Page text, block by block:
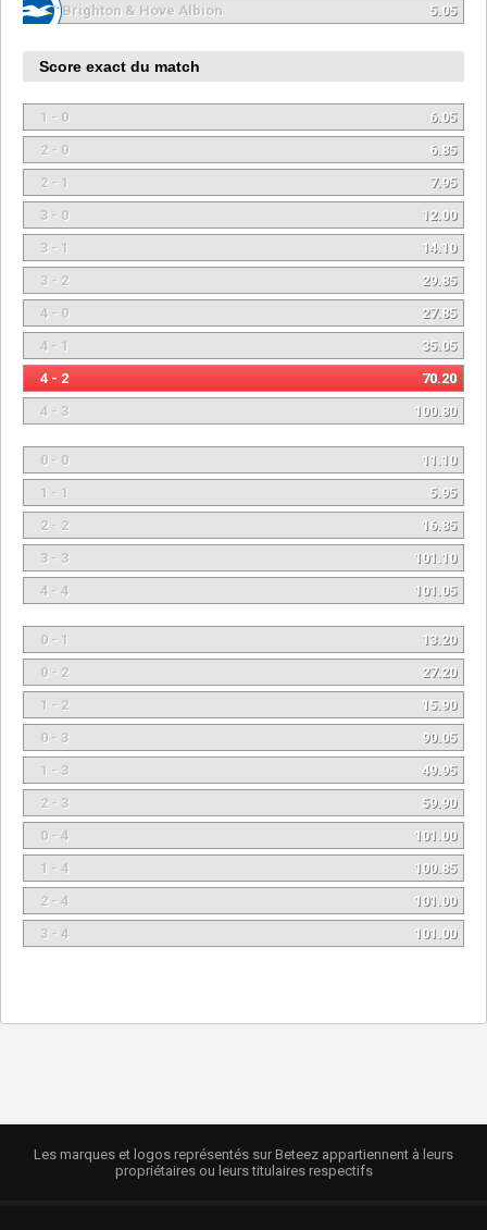
Brighton & Hove Albion
5.05
Score exact du match
1 - 0
6.05
2 - 0
6.85
2 - 1
7.95
3 - 0
12.00
3 - 1
14.10
3 - 2
29.85
4 - 0
27.85
4 - 1
35.05
4 - 2
70.20
4 - 3
100.80
0 - 0
11.10
1 - 1
5.95
2 - 2
16.85
3 - 3
101.10
4 - 4
101.05
0 - 1
13.20
0 - 2
27.20
1 - 2
15.90
0 - 3
90.05
1 - 3
49.95
2 - 3
59.90
0 - 4
101.00
1 - 4
100.85
2 - 4
101.00
3 - 4
101.00
Les marques et logos représentés sur Beteez appartiennent à leurs
propriétaires ou leurs titulaires respectifs